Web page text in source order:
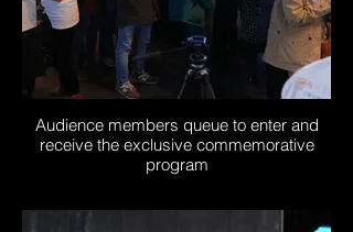
Audience members queue to enter and
receive the exclusive commemorative
program